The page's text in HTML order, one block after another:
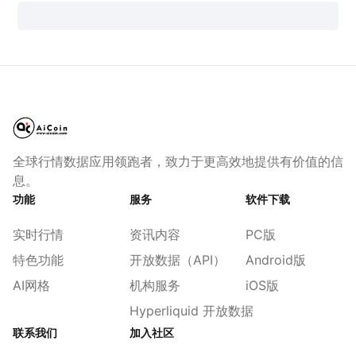
全球行情数据应用领跑者，致力于更高效地提供有价值的信
息。
功能
实时行情
特色功能
AI网格
服务
资讯内容
开放数据（API）
机构服务
Hyperliquid 开放数据
软件下载
PC版
Android版
iOS版
联系我们 加入社区